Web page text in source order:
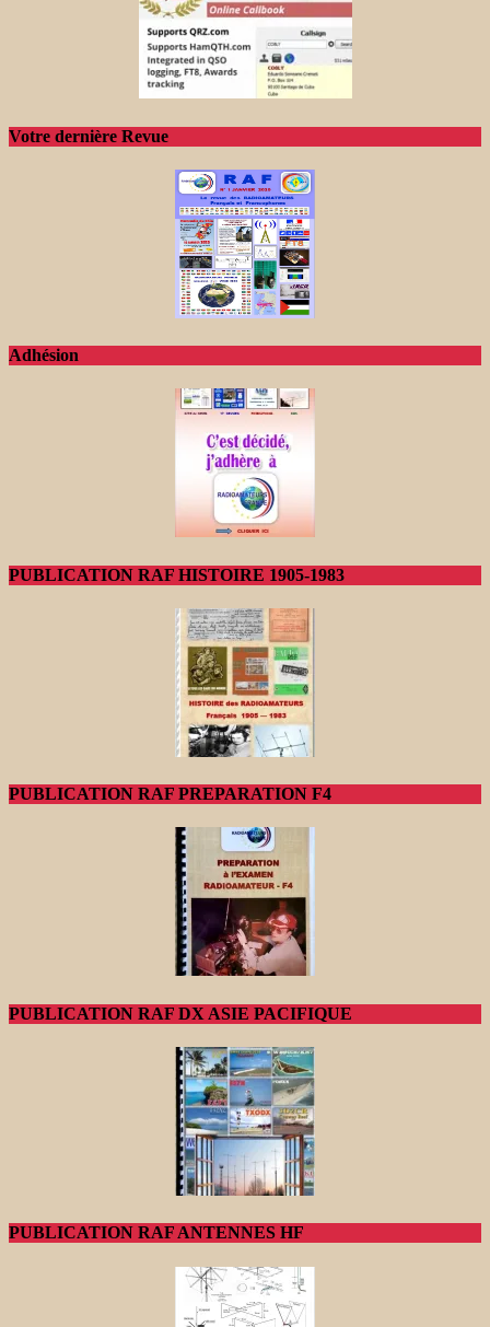
Votre dernière Revue
Adhésion
PUBLICATION RAF HISTOIRE 1905-1983
PUBLICATION RAF PREPARATION F4
PUBLICATION RAF DX ASIE PACIFIQUE
PUBLICATION RAF ANTENNES HF